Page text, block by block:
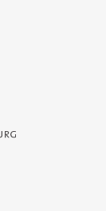
- Service